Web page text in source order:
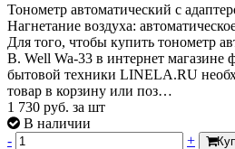
Тонометр автоматический с
Нагнетание воздуха:
Для того, чтобы купить тонометр
B. Well Wa-33 в интернет магазине
бытовой техники LINELA.RU
товар в корзину или поз…
1 730 руб. за шт
В наличии
-
+